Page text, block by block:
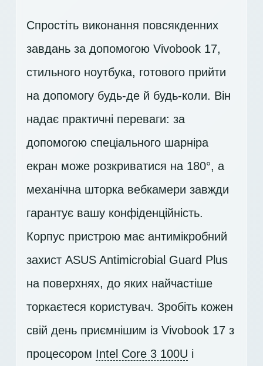
Спростіть виконання повсякденних
завдань за допомогою Vivobook 17,
стильного ноутбука, готового прийти
на допомогу будь-де й будь-коли. Він
надає практичні переваги: за
допомогою спеціального шарніра
екран може розкриватися на 180°, а
механічна шторка вебкамери завжди
гарантує вашу конфіденційність.
Корпус пристрою має антимікробний
захист ASUS Antimicrobial Guard Plus
на поверхнях, до яких найчастіше
торкаєтеся користувач. Зробіть кожен
свій день приємнішим із Vivobook 17 з
процесором Intel Core 3 100U і